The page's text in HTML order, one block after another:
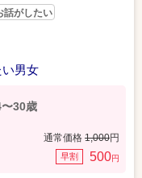
話がしたい
男女
30歳
通常価格 1,000円
早割 500円